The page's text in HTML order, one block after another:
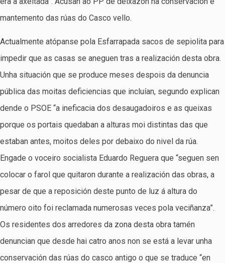
mantemento das rúas do Casco vello.
Actualmente atópanse pola Esfarrapada sacos de sepiolita para
impedir que as casas se aneguen tras a realización desta obra.
Unha situación que se produce meses despois da denuncia
pública das moitas deficiencias que incluían, segundo explican
dende o PSOE “a ineficacia dos desaugadoiros e as queixas
porque os portais quedaban a alturas moi distintas das que
estaban antes, moitos deles por debaixo do nivel da rúa.
Engade o voceiro socialista Eduardo Reguera que “seguen sen
colocar o farol que quitaron durante a realización das obras, a
pesar de que a reposición deste punto de luz á altura do
número oito foi reclamada numerosas veces pola veciñanza”.
Os residentes dos arredores da zona desta obra tamén
denuncian que desde hai catro anos non se está a levar unha
conservación das rúas do casco antigo o que se traduce “en